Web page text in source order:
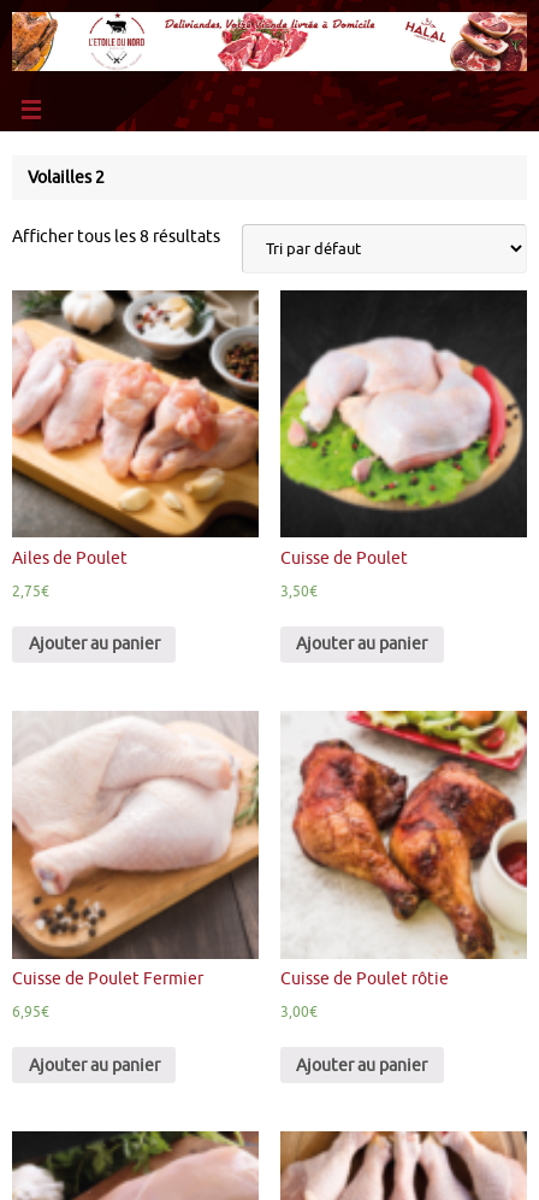
Volailles 2
Afficher tous les 8 résultats
Ailes de Poulet
2,75€
Ajouter au panier
Cuisse de Poulet
3,50€
Ajouter au panier
Cuisse de Poulet Fermier
6,95€
Ajouter au panier
Cuisse de Poulet rôtie
3,00€
Ajouter au panier